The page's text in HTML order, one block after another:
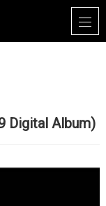
Digital Album)